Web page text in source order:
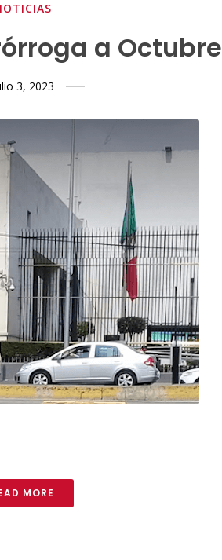
a Octubre
3, 2023
MORE